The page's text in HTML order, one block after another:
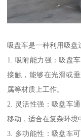
吸盘车是一种利用吸盘
1. 吸附能力强：吸盘
接触，能够在光滑或
属等材质上工作。
2. 灵活性强：吸盘车
移动，适合在复杂环境
3. 多功能性：吸盘车